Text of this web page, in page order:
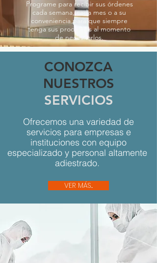
Programe para recibir sus órdenes
cada semana, cada mes o a su
conveniencia para que siempre
tenga sus productos al momento
de necesitarlos.
CONOZCA
NUESTROS
SERVICIOS
Ofrecemos una variedad de
servicios para empresas e
instituciones con equipo
especializado y personal altamente
adiestrado.
VER MÁS...